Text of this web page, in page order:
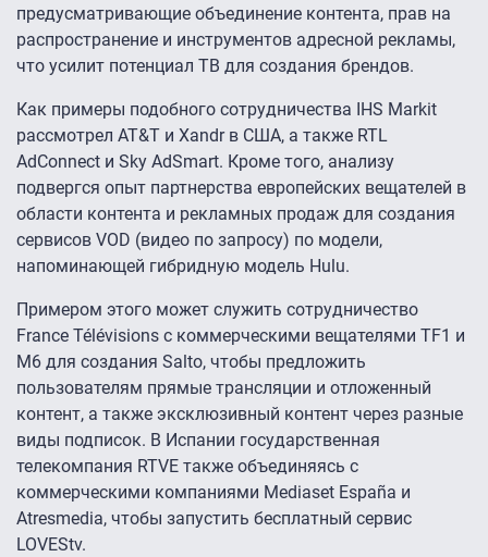
предусматривающие объединение контента, прав на
распространение и инструментов адресной рекламы,
что усилит потенциал ТВ для создания брендов.
Как примеры подобного сотрудничества IHS Markit
рассмотрел AT&T и Xandr в США, а также RTL
AdConnect и Sky AdSmart. Кроме того, анализу
подвергся опыт партнерства европейских вещателей в
области контента и рекламных продаж для создания
сервисов VOD (видео по запросу) по модели,
напоминающей гибридную модель Hulu.
Примером этого может служить сотрудничество
France Télévisions с коммерческими вещателями TF1 и
M6 для создания Salto, чтобы предложить
пользователям прямые трансляции и отложенный
контент, а также эксклюзивный контент через разные
виды подписок. В Испании государственная
телекомпания RTVE также объединяясь с
коммерческими компаниями Mediaset España и
Atresmedia, чтобы запустить бесплатный сервис
LOVEStv.